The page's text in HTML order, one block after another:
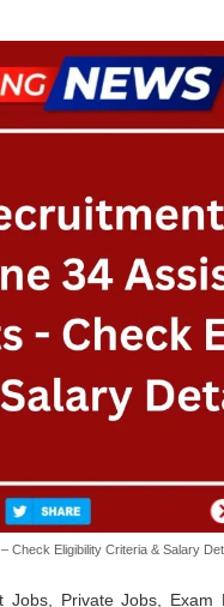
Check Eligibility Criteria & Salary
Jobs, Private Jobs,